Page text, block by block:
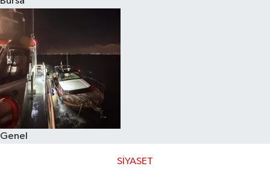
Genel
SIYASET
Sağlık
Dünya
Magazin